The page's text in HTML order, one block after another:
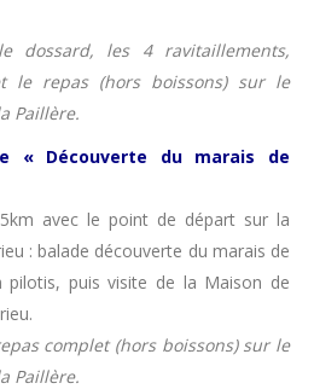
dossard, les 4 ravitaillements,
le repas (hors boissons) sur le
Paillère.
« Découverte du marais de
avec le point de départ sur la
: balade découverte du marais de
pilotis, puis visite de la Maison de
complet (hors boissons) sur le
Paillère.